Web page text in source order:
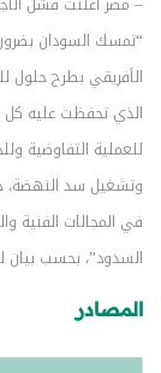
“تمسك السودان
الأفريقي بطرح حلول
الذي تحفظت عليه كل
للعملية التفاوضية
وتشغيل سد النهضة،
في المجالات الفنية
السدود”، بحسب بيان
المصادر